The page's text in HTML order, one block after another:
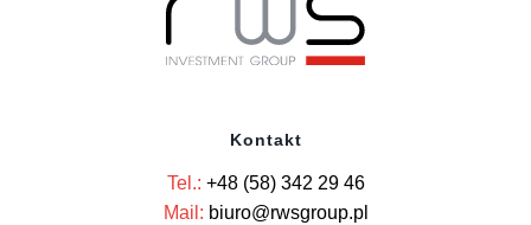
Kontakt
Tel.: +48 (58) 342 29 46
Mail: biuro@rwsgroup.pl